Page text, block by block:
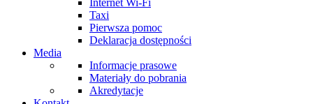
Taxi
Pierwsza pomoc
Deklaracja dostępności
Media
Informacje prasowe
Materiały do pobrania
Akredytacje